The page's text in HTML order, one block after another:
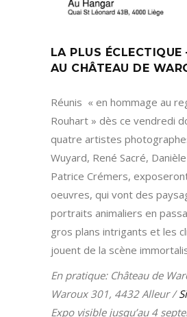
LA PLUS ÉCLECTIQUE
AU CHÂTEAU DE
Réunis « en hommage au
Rouhart » dès ce vendredi
quatre artistes
Wuyard, René Sacré,
Patrice Crémers,
oeuvres, qui vont des
portraits animaliers en
gros plans intrigants et les
jouent de la scène
En pratique: Château de
Waroux 301, 4432 Alleur /
Expo visible jusqu’au 4